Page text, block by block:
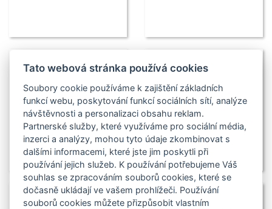
Tato webová stránka používá cookies
Soubory cookie používáme k zajištění základních
funkcí webu, poskytování funkcí sociálních sítí, analýze
návštěvnosti a personalizaci obsahu reklam.
Partnerské služby, které využíváme pro sociální média,
inzerci a analýzy, mohou tyto údaje zkombinovat s
dalšími informacemi, které jste jim poskytli při
používání jejich služeb. K používání potřebujeme Váš
souhlas se zpracováním souborů cookies, které se
dočasně ukládají ve vašem prohlížeči. Používání
souborů cookies můžete přizpůsobit vlastním